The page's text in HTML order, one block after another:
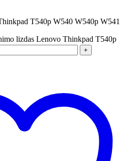
T540p W540 W540p W541
lizdas Lenovo Thinkpad T540p